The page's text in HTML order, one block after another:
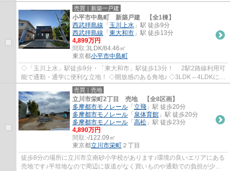
な生活ができます♪立川市にある南武線立川近く...
売買｜新築一戸建
小平市中島町 新築戸建 【全1棟】
西武拝島線 「 玉川上水 」駅 徒歩9分
西武拝島線 「 東大和市 」駅 徒歩13分
4,899万円
間取:3LDK/84.46㎡
東京都小平市中島町
◇「玉川上水」駅徒歩9分・「東大和市」駅徒歩13分！ 2駅2路線利用可
能で通勤・通学に便利な立地！ ◇開放感のある角地♪ ◇3LDK⇔4LDKに間
取り変更可！ ◇並列駐車2台分あり（車種による...
売買｜売地
立川市栄町2丁目 売地 【全8区画】
多摩都市モノレール 「 立飛 」駅 徒歩20分
多摩都市モノレール 「 泉体育館 」駅 徒歩20分
多摩都市モノレール 「 高松 」駅 徒歩23分
4,890万円
間取:-/122.09㎡
東京都立川市栄町 ２丁目
徒歩8分の場所に立川市立南砂小学校があります♪環境の良いエリアにある
売地です♪平坦地なので周辺に坂道がなく買いものや通勤での負担が少な